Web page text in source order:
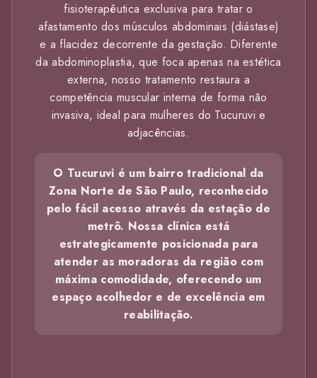
fisioterapêutica exclusiva para tratar o
afastamento dos músculos abdominais (diástase)
e a flacidez decorrente da gestação. Diferente
da abdominoplastia, que foca apenas na estética
externa, nosso tratamento restaura a
competência muscular interna de forma não
invasiva, ideal para mulheres do Tucuruvi e
adjacências.
O Tucuruvi é um bairro tradicional da
Zona Norte de São Paulo, reconhecido
pelo fácil acesso através da estação de
metrô. Nossa clínica está
estrategicamente posicionada para
atender as moradoras da região com
máxima comodidade, oferecendo um
espaço acolhedor e de excelência em
reabilitação.